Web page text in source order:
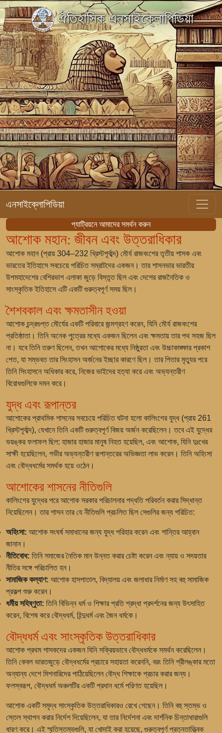
ঐতিহাসিক এনসাইক্লোপিডিয়া
এনসাইক্লোপিডিয়া
প্যাট্রিয়নে আমাদের সমর্থন করুন
আশোক মহান: জীবন এবং উত্তরাধিকার
আশোক মহান (প্রায় 304–232 খ্রিস্টপূর্বাব্দ) মৌর্য রাজবংশের তৃতীয় শাসক এবং
ভারতের ইতিহাসে সবচেয়ে পরিচিত সম্রাটদের একজন। তার শাসনভার ভারতীয়
উপমহাদেশের বেশিরভাগ এলাকা জুড়ে বিস্তৃত ছিল এবং দেশের রাজনৈতিক ও
সাংস্কৃতিক ইতিহাসে এটি একটি গুরুত্বপূর্ণ সময় ছিল।
শৈশবকাল এবং ক্ষমতাসীন হওয়া
আশোক চন্দ্রগুপ্ত মৌর্যের একটি পরিবারে জন্মগ্রহণ করেন, যিনি মৌর্য রাজবংশের
প্রতিষ্ঠাতা। তিনি অনেক পুত্রের মধ্যে একজন ছিলেন এবং ক্ষমতায় তার পথ সহজ ছিল
না। যবে তিনি তরুণ ছিলেন, তখন আশোকের মধ্যে নিষ্ঠুরতা এবং উচ্চাকাঙ্ক্ষার প্রকাশ
পেত, যা সম্ভবত তার সিংহাসন অর্জনের ইচ্ছার কারণে ছিল। তার পিতার মৃত্যুর পরে
তিনি সিংহাসনে অধিকার করে, নিজের ভাইদের হত্যা করে এবং অভ্যন্তরীণ
বিরোধগুলিকে দমন করে।
যুদ্ধ এবং রূপান্তর
আশোকের প্রাথমিক শাসনের সবচেয়ে পরিচিত ঘটনা হলো কালিংগের যুদ্ধ (প্রায় 261
খ্রিস্টপূর্বাব্দ), যেখানে তিনি একটি গুরুত্বপূর্ণ বিজয় অর্জন করেছিলেন। তবে এই যুদ্ধের
ভয়ঙ্কর ফলাফল ছিল: হাজার হাজার মানুষ নিহত হয়েছিল, এবং আশোক, যিনি দুঃখের
সাক্ষী হয়েছিলেন, গভীর অভ্যন্তরীণ রূপান্তরের অভিজ্ঞতা লাভ করেন। তিনি অহিংসা
এবং বৌদ্ধধর্মের সমর্থক হয়ে ওঠেন।
আশোকের শাসনের নীতিগুলি
কালিংগের যুদ্ধের পরে আশোক সরকার পরিচালনার পদ্ধতি পরিবর্তন করার সিদ্ধান্ত
নিয়েছিলেন। তার শাসন তার যে নীতিগুলি প্রচলিত ছিল সেগুলির জন্য পরিচিত:
অহিংসা: আশোক সংঘর্ষ সমাধানের জন্য যুদ্ধ পরিহার করেন এবং শান্তির আহ্বান
জানান।
নীতিবোধ: তিনি সমাজের নৈতিক মান উন্নত করার চেষ্টা করেন এবং ন্যায় ও সদয়তার
নীতির সঙ্গে পরিচালিত হন।
সামাজিক কল্যাণ: আশোক হাসপাতাল, বিদ্যালয় এবং জলাধার নির্মাণ সহ বহু সামাজিক
প্রকল্প শুরু করেন।
ধর্মীয় সহিষ্ণুতা: তিনি বিভিন্ন ধর্ম ও শিক্ষার প্রতি শ্রদ্ধা প্রদর্শনের জন্য উৎসাহিত
করেন, বিশেষ করে বৌদ্ধধর্ম, হিন্দুধর্ম এবং জৈন ধর্মকে।
বৌদ্ধধর্ম এবং সাংস্কৃতিক উত্তরাধিকার
আশোক প্রথম শাসকদের একজন যিনি সক্রিয়ভাবে বৌদ্ধধর্মকে সমর্থন করেছিলেন।
তিনি কেবল ভারতজুড়ে বৌদ্ধধর্মের প্রচারে সহায়তা করেননি, বরং তিনি শ্রীলঙ্কার মতো
অন্যান্য দেশে মিশনারিদের পাঠিয়েছিলেন বৌদ্ধ শিক্ষাকে প্রচার করার জন্য।
ফলস্বরূপ, বৌদ্ধধর্ম অঞ্চলটির একটি প্রধান ধর্মে পরিণত হয়েছিল।
আশোক একটি সমৃদ্ধ সাংস্কৃতিক উত্তরাধিকারও রেখে গেছেন। তিনি বহু স্তম্ভ ও
স্তেল স্থাপন করার নির্দেশ দিয়েছিলেন, যা তার নির্দেশনা এবং দার্শনিক চিন্তাধারাগুলি
ধারণ করে। এই স্মৃতিস্তম্ভগুলি, যা খোদাই করা হয়েছে, গুরুত্বপূর্ণ প্রত্নতাত্ত্বিক